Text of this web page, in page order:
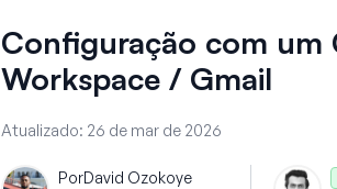
Configuração com um
Workspace / Gmail
Atualizado: 26 de mar de 2026
PorDavid Ozokoye